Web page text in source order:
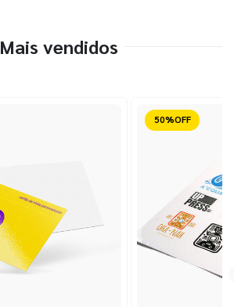
Mais vendidos
Reduzido